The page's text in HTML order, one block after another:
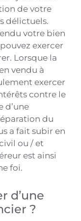
de votre
délictuels.
votre bien
exercer
Lorsque la
vendu à
exercer
contre le
d’une
du
a fait subir en
ou / et
est ainsi
foi.
d’une
?